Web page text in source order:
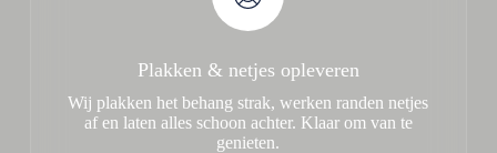
Plakken & netjes opleveren
Wij plakken het behang strak, werken randen netjes
af en laten alles schoon achter. Klaar om van te
genieten.